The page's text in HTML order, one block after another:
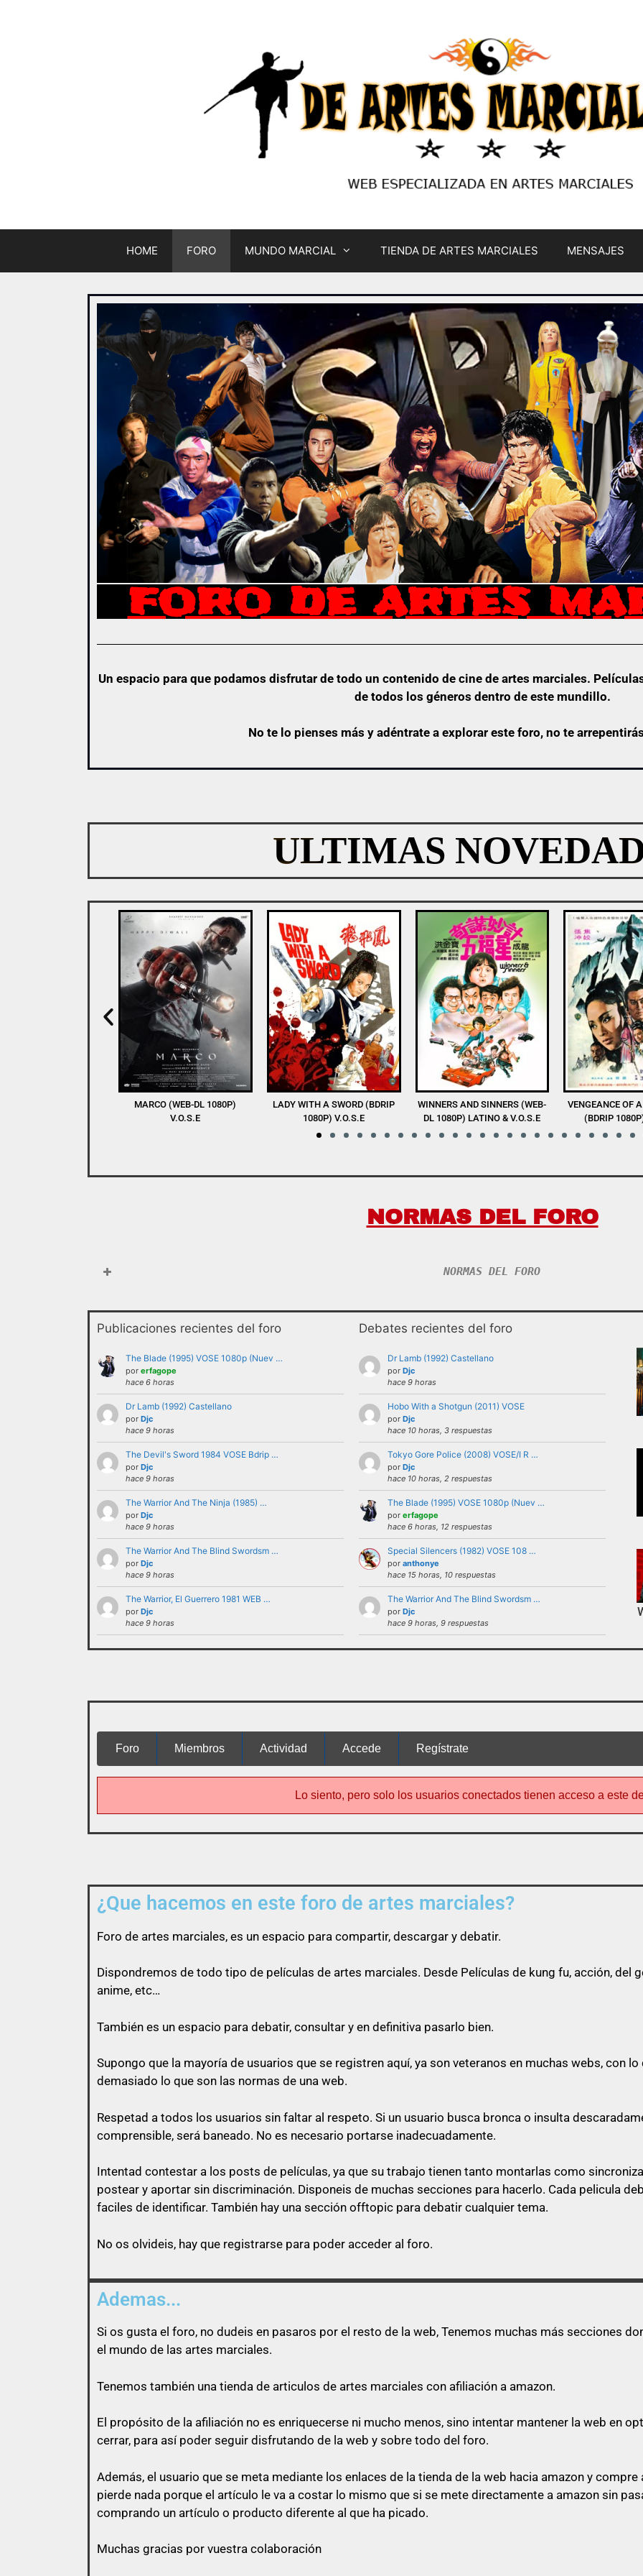
HOME FORO MUNDO MARCIAL TIENDA DE ARTES MARCIALES MENSAJES
FORO DE ARTES
Un espacio para que podamos disfrutar de todo un contenido de cine de artes marciales.
de todos los géneros dentro de este mundillo.
No te lo pienses más y adéntrate a explorar este foro, no te
ULTIMAS
LADY WITH A SWORD (BDRIP
1080P) V.O.S.E
WINNERS AND SINNERS (WEB-
DL 1080P) LATINO & V.O.S.E
VENGEANCE OF A SNOW GIRL
(BDRIP 1080P) V.O.S.E
THE SHAOLIN
1080P)
NORMAS DEL FORO
NORMAS DEL FORO
No se debe insultar a ningún usuario bajo ninguna circunstancia. Se puede criticar, discutir
recurrir al insulto.
No se debe hacer apología de la violencia, ni de forma verbal ni mostrando insignias,
como tales.
No trasladar a los foros discusiones a nivel personal con otros usuarios.Estas deben ser
partícipes al resto de personas del foro.
No revelar ni hacer público en el foro la identidad o datos personales de ningún
ejemplo direcciones de email, ip’s externas, etc
No enviar a los foros mensajes repetitivos
En el Lenguaje web, escribir con letras mayusculas equivale a gritar, si no es esa su
Cualquier usuario que altere el buen funcionamiento del foro mediante reiteradas quejas,
administración o las normas de uso del foro será expulsado del mismo.
funcionamiento de este foro
con lo que vas a responder.
El usuario que suba una peli, puede perfectamente no poner el enlace ni a la vista, ni en spoiler
momento que otro usuario comente en su post con un comentario decente y relacionado con
No vale un simple «Gracias», no vale «pásame el enlace», ni nada parecido a mensajes
Así que un usuario que esconda su enlace, será libre de pasárselo a quien quiera sin ninguna
Publicaciones recientes del foro
The Blade (1995) VOSE 1080p (Nuev …
por erfagope
hace 6 horas
Dr Lamb (1992) Castellano
por Djc
hace 9 horas
The Devil's Sword 1984 VOSE Bdrip …
por Djc
hace 9 horas
The Warrior And The Ninja (1985) …
por Djc
hace 9 horas
The Warrior And The Blind Swordsm …
por Djc
hace 9 horas
The Warrior, El Guerrero 1981 WEB …
por Djc
hace 9 horas
Debates recientes del foro
Dr Lamb (1992) Castellano
por Djc
hace 9 horas
Hobo With a Shotgun (2011) VOSE
por Djc
hace 10 horas, 3 respuestas
Tokyo Gore Police (2008) VOSE/I R …
por Djc
hace 10 horas, 2 respuestas
The Blade (1995) VOSE 1080p (Nuev …
por erfagope
hace 6 horas, 12 respuestas
Special Silencers (1982) VOSE 108 …
por anthonye
hace 15 horas, 10 respuestas
The Warrior And The Blind Swordsm …
por Djc
hace 9 horas, 9 respuestas
Foro Miembros Actividad Accede Regístrate
Lo siento, pero solo los usuarios conectados tienen acceso a este
¿Que hacemos en este foro de artes marciales?
Foro de artes marciales, es un espacio para compartir, descargar y debatir.
Dispondremos de todo tipo de películas de artes marciales. Desde Películas de kung fu, acción, del
anime, etc…
También es un espacio para debatir, consultar y en definitiva pasarlo bien.
Supongo que la mayoría de usuarios que se registren aquí, ya son veteranos en muchas webs, con
demasiado lo que son las normas de una web.
Respetad a todos los usuarios sin faltar al respeto. Si un usuario busca bronca o insulta
comprensible, será baneado. No es necesario portarse inadecuadamente.
Intentad contestar a los posts de películas, ya que su trabajo tienen tanto montarlas como
postear y aportar sin discriminación. Disponeis de muchas secciones para hacerlo. Cada pelicula
faciles de identificar. También hay una sección offtopic para debatir cualquier tema.
No os olvideis, hay que registrarse para poder acceder al foro.
Ademas...
Si os gusta el foro, no dudeis en pasaros por el resto de la web, Tenemos muchas más secciones
el mundo de las artes marciales.
Tenemos también una tienda de articulos de artes marciales con afiliación a amazon.
El propósito de la afiliación no es enriquecerse ni mucho menos, sino intentar mantener la web en
cerrar, para así poder seguir disfrutando de la web y sobre todo del foro.
Además, el usuario que se meta mediante los enlaces de la tienda de la web hacia amazon y compre
pierde nada porque el artículo le va a costar lo mismo que si se mete directamente a amazon sin
comprando un artículo o producto diferente al que ha picado.
Muchas gracias por vuestra colaboración